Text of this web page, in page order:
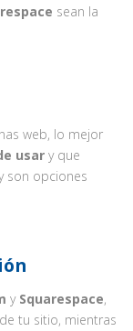
sean la
web, lo mejor
usar y que
son opciones
y Squarespace,
tu sitio, mientras